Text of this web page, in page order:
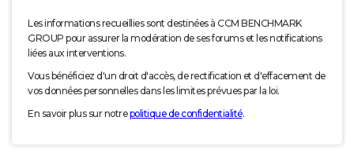
Les informations recueillies sont destinées à CCM BENCHMARK
GROUP pour assurer la modération de ses forums et les notifications
liées aux interventions.
Vous bénéficiez d'un droit d'accès, de rectification et d'effacement de
vos données personnelles dans les limites prévues par la loi.
En savoir plus sur notrepolitique de confidentialité.